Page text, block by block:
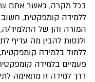
בכל מקרה, כאשר אתם
ללמידה קומפקטית,
המורה והן של התלמיד/
ולנסות להבין מה עדיף
ללמוד בלמידה
פעמיים בלמידה
דרך למידה זו מתאימה